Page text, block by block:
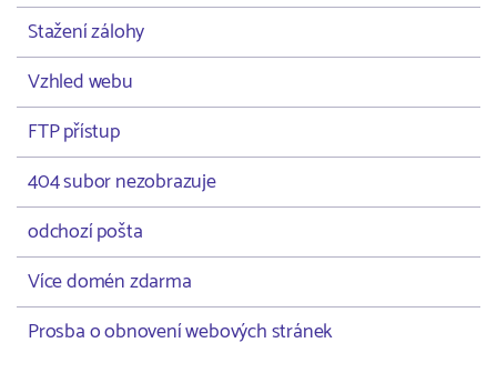
Stažení zálohy
Vzhled webu
FTP přístup
404 subor nezobrazuje
odchozí pošta
Více domén zdarma
Prosba o obnovení webových stránek